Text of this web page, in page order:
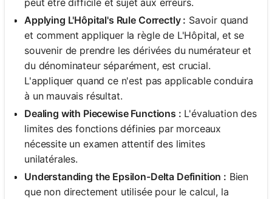
peut être difficile et sujet aux erreurs.
Applying L'Hôpital's Rule Correctly : Savoir quand
et comment appliquer la règle de L'Hôpital, et se
souvenir de prendre les dérivées du numérateur et
du dénominateur séparément, est crucial.
L'appliquer quand ce n'est pas applicable conduira
à un mauvais résultat.
Dealing with Piecewise Functions : L'évaluation des
limites des fonctions définies par morceaux
nécessite un examen attentif des limites
unilatérales.
Understanding the Epsilon-Delta Definition : Bien
que non directement utilisée pour le calcul, la